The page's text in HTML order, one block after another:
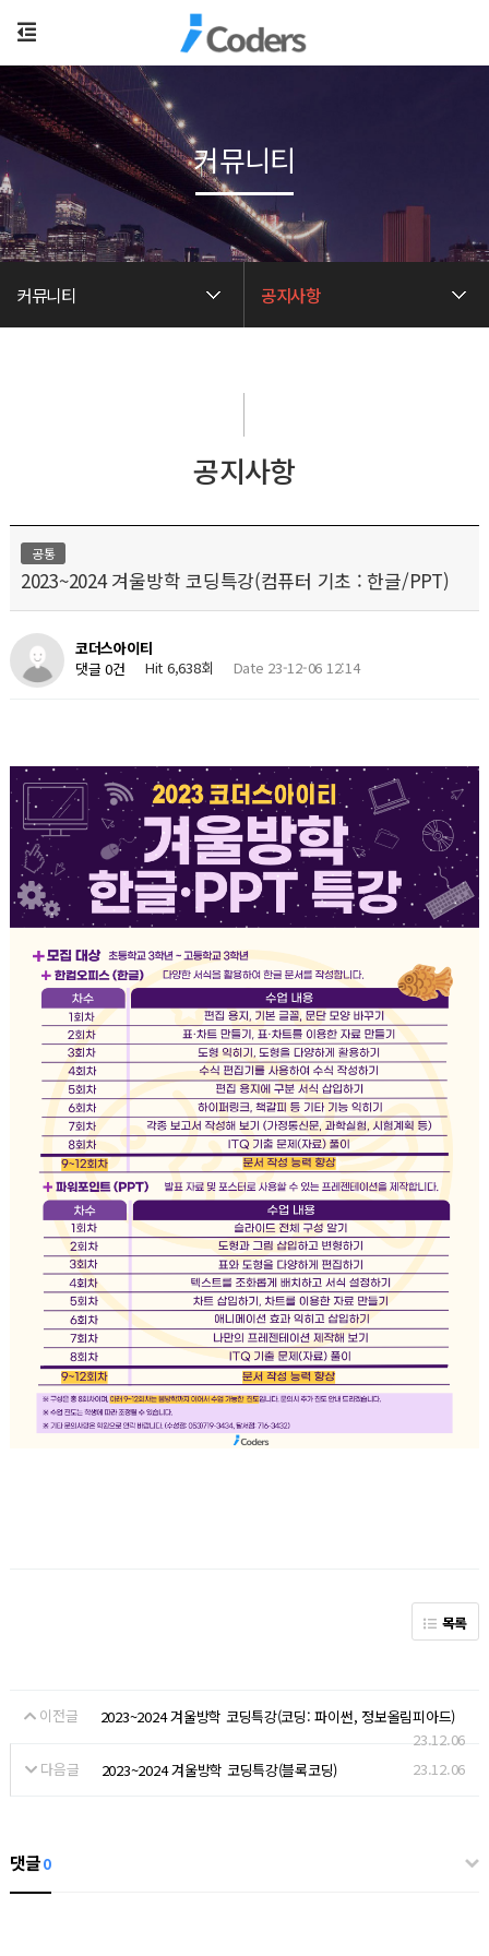
커뮤니티 공지사항
커뮤니티
공지사항
공통
2023~2024 겨울방학 코딩특강(컴퓨터 기초 : 한글/PPT)
코더스아이티
댓글 0건
Hit 6,638회 Date 23-12-06 12:14
목록
이전글
2023~2024 겨울방학 코딩특강(코딩: 파이썬, 정보올림피아드)
23.12.06
다음글
2023~2024 겨울방학 코딩특강(블록코딩) 23.12.06
댓글0